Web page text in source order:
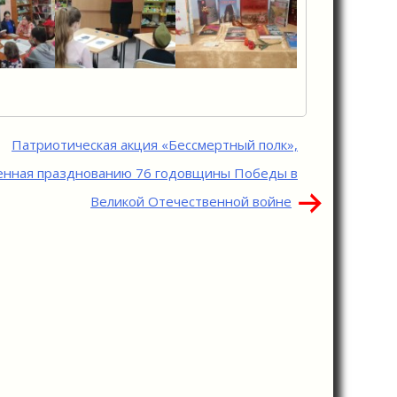
Патриотическая акция «Бессмертный полк»,
празднованию 76 годовщины Победы в
Великой Отечественной войне